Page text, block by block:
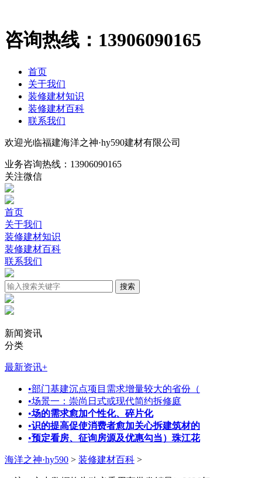
咨询热线： 13906090165
首页
关于我们
装修建材知识
装修建材百科
联系我们
欢迎光临福建海洋之神·hy590建材有限公司
业务咨询热线： 13906090165
关注微信
首页
关于我们
装修建材知识
装修建材百科
联系我们
新闻资讯
分类
最新资讯+
•部门基建沉点项目需求增量较大的省份（
•场景一：崇尚日式或现代简约拆修庭
•场的需求愈加个性化、碎片化
•识的提高促使消费者愈加关心拆建筑材的
•预定看房、征询房源及优惠勾当）珠江花
海洋之神·hy590 > 装修建材百科 >